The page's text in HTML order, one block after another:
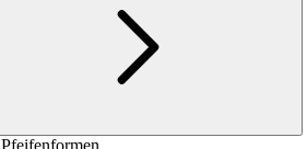
Pfeifenformen